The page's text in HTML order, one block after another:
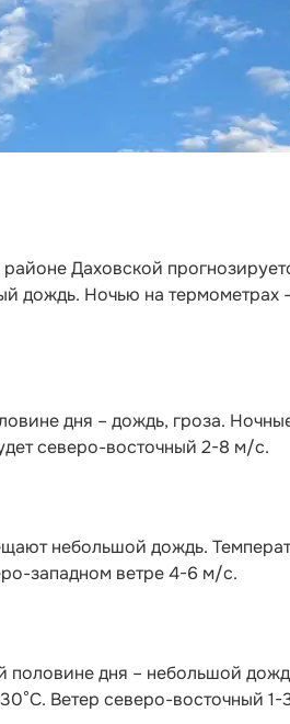
районе Даховской
дождь. Ночью на термометрах –
дня – дождь, гроза.
северо-восточный 2-8 м/с.
небольшой дождь.
западном ветре 4-6 м/с.
половине дня – небольшой
Ветер северо-восточный